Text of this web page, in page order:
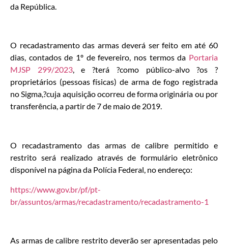
da República.
O recadastramento das armas deverá ser feito em até 60
dias, contados de 1º de fevereiro, nos termos da Portaria
MJSP 299/2023, e ?terá ?como público-alvo ?os ?
proprietários (pessoas físicas) de arma de fogo registrada
no Sigma,?cuja aquisição ocorreu de forma originária ou por
transferência, a partir de 7 de maio de 2019.
O recadastramento das armas de calibre permitido e
restrito será realizado através de formulário eletrônico
disponível na página da Polícia Federal, no endereço:
https://www.gov.br/pf/pt-
br/assuntos/armas/recadastramento/recadastramento-1
As armas de calibre restrito deverão ser apresentadas pelo